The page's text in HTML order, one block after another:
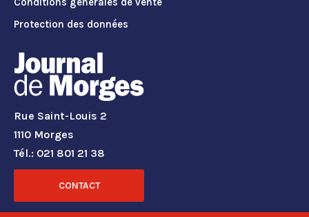
Protection des données
Rue Saint-Louis 2
1110 Morges
Tél.: 021 801 21 38
CONTACT